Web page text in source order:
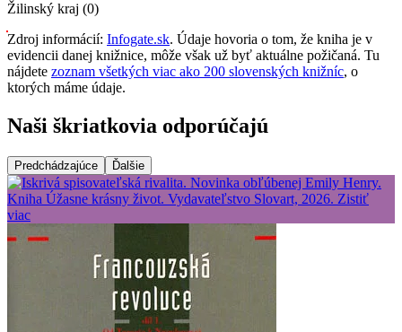
Žilinský kraj (0)
Zdroj informácií: Infogate.sk. Údaje hovoria o tom, že kniha je v
evidencii danej knižnice, môže však už byť aktuálne požičaná. Tu
nájdete zoznam všetkých viac ako 200 slovenských knižníc, o
ktorých máme údaje.
Naši škriatkovia odporúčajú
Predchádzajúce Ďalšie